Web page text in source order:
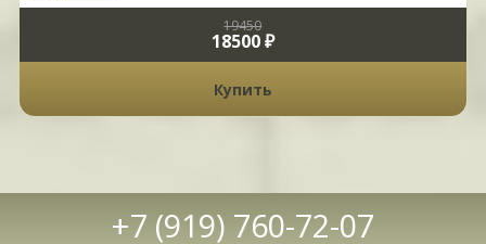
19450
18500 ₽
Купить
+7 (919) 760-72-07